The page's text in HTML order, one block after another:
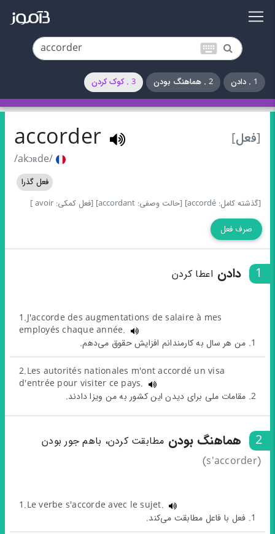
keyboard
1 . دادن 2 . هماهنگ بودن 3 . کوک کردن
[فعل] accorder
/akɔʀde/
فعل گذرا
[گذشته کامل: accordé]
[حالت وصفی: accordant] [فعل کمکی: avoir ]
صرف فعل
1 دادن اعطا کردن
1.J'accorde des augmentations de salaire à mes
employés chaque année.
1. من هر سال به کارمندانم افزایش حقوق می‌دهم.
2.Les autorités nationales m'ont accordé un visa
d'entrée pour visiter ce pays.
2. مقامات ملی برای دیدن این کشور به من ویزا دادند.
2 هماهنگ بودن مطابقت کردن، باهم جور بودن
(s'accorder)
1.Le verbe s'accorde avec le sujet.
1. فعل با فاعل مطابقت می‌کند.